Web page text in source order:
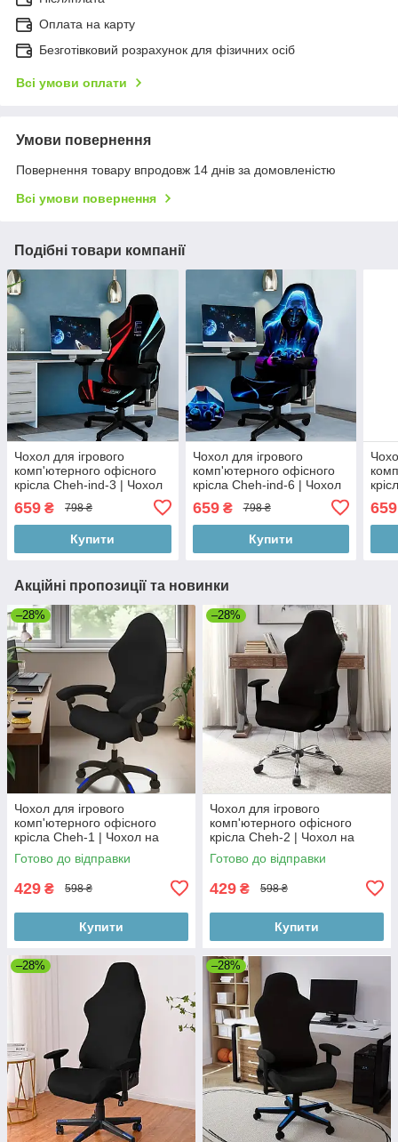
Оплата на карту
Безготівковий розрахунок для фізичних осіб
Всі умови оплати
Умови повернення
Повернення товару впродовж 14 днів за домовленістю
Всі умови повернення
Подібні товари компанії
Чохол для ігрового
комп'ютерного офісного
крісла Cheh-ind-3 | Чохол
офісне крісло | комплект 4
елементи
659 ₴ 798 ₴
Купити
Чохол для ігрового
комп'ютерного офісного
крісла Cheh-ind-6 | Чохол
офісне крісло | комплект 4
елементи
659₴ 798 ₴
Купити
659
Акційні пропозиції та новинки
–28%
Чохол для ігрового
комп'ютерного офісного
крісла Cheh-1 | Чохол на
ігрове комп'ютерне офісне
крісло | комплект 4 елементи
Готово до відправки
429 ₴ 598 ₴
Купити
–28%
Чохол для ігрового
комп'ютерного офісного
крісла Cheh-2 | Чохол на
ігрове комп'ютерне офісне
крісло | комплект 4 елементи
Готово до відправки
429 ₴ 598 ₴
Купити
–28% –28%